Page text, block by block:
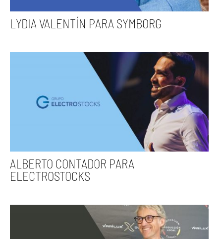
LYDIA VALENTÍN PARA SYMBORG
ALBERTO CONTADOR PARA
ELECTROSTOCKS